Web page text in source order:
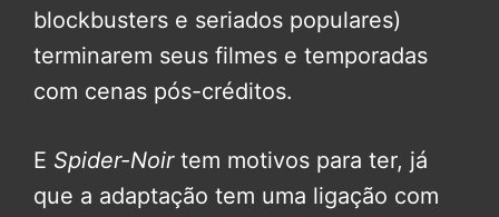
blockbusters e seriados populares)
terminarem seus filmes e temporadas
com cenas pós-créditos.
E Spider-Noirtem motivos para ter, já
que a adaptação tem uma ligação com